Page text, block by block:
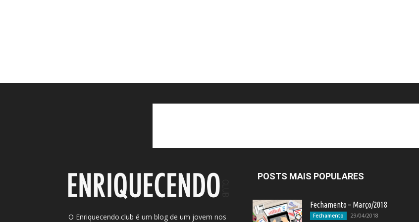
O Enriquecendo.club é um blog de um jovem nos
POSTS MAIS POPULARES
Fechamento – Março/2018
Fechamento 29/04/2018